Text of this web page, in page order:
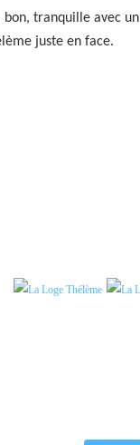
bon, tranquille avec
juste en face.